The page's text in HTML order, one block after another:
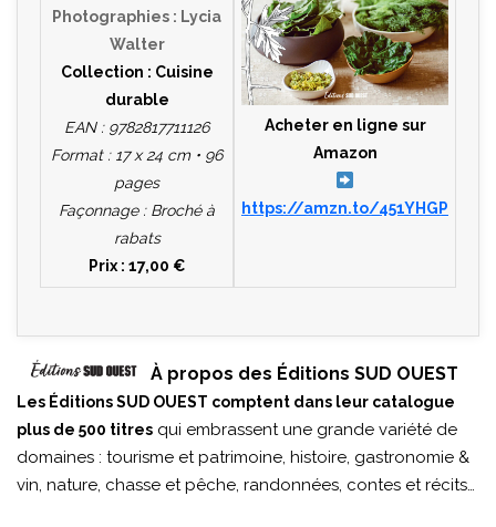
Photographies : Lycia
Walter
Collection : Cuisine
durable
EAN : 9782817711126
Format : 17 x 24 cm • 96
pages
Façonnage : Broché à
rabats
Prix : 17,00 €
Acheter en ligne sur
Amazon
https://amzn.to/451YHGP
À propos des Éditions SUD OUEST
Les Éditions SUD OUEST comptent dans leur catalogue
plus de 500 titres qui embrassent une grande variété de
domaines : tourisme et patrimoine, histoire, gastronomie &
vin, nature, chasse et pêche, randonnées, contes et récits…